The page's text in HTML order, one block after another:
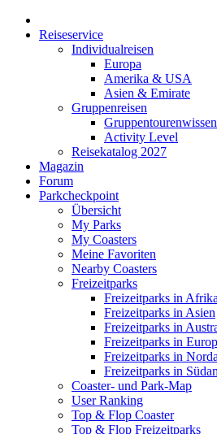
Reiseservice
Individualreisen
Europa
Amerika & USA
Asien & Emirate
Gruppenreisen
Gruppentourenwissen
Activity Level
Reisekatalog 2027
Magazin
Forum
Parkcheckpoint
Übersicht
My Parks
My Coasters
Meine Favoriten
Nearby Coasters
Freizeitparks
Freizeitparks in Afrika
Freizeitparks in Asien
Freizeitparks in
Freizeitparks in
Freizeitparks in
Freizeitparks in
Coaster- und Park-Map
User Ranking
Top & Flop Coaster
Top & Flop Freizeitparks